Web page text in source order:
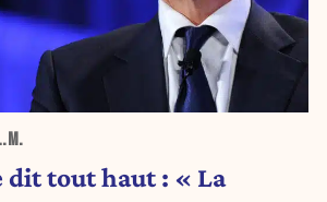
dit tout haut : « La